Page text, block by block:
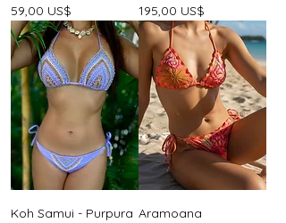
Precio
59,00 US$
Precio
195,00 US$
Koh Samui - Purpura Aramoana